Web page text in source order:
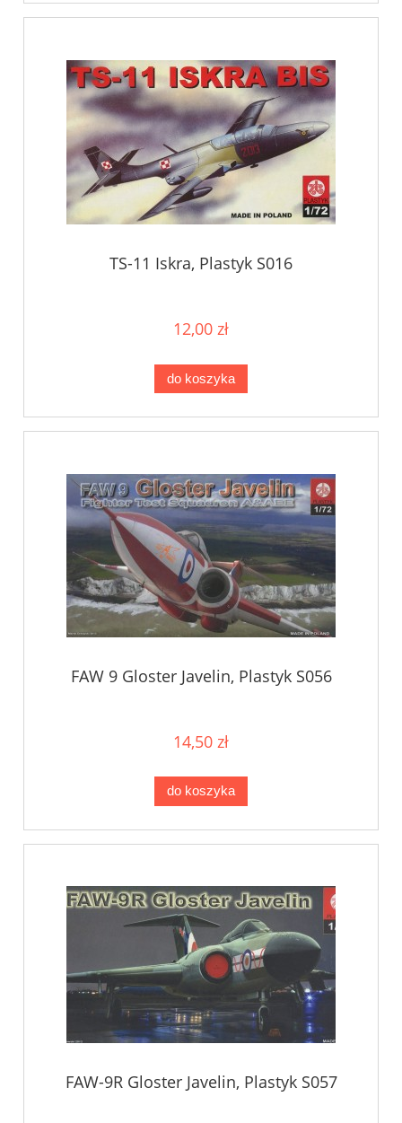
TS-11 Iskra, Plastyk S016
12,00 zł
do koszyka
FAW 9 Gloster Javelin, Plastyk S056
14,50 zł
do koszyka
FAW-9R Gloster Javelin, Plastyk S057